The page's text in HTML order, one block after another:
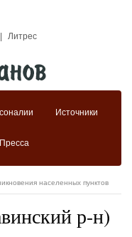
Литрес
Источники
Пресса
населенных пунктов
р-н)